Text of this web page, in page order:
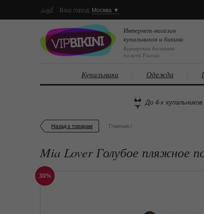
Ваш город: Москва ▼
Интернет-магазин
купальников и бикини
Курьерская доставка
по всей России
Купальники Одежда
До 4-х
Назад к товарам Главная /
Mia Lover Голубое пляжное
30%